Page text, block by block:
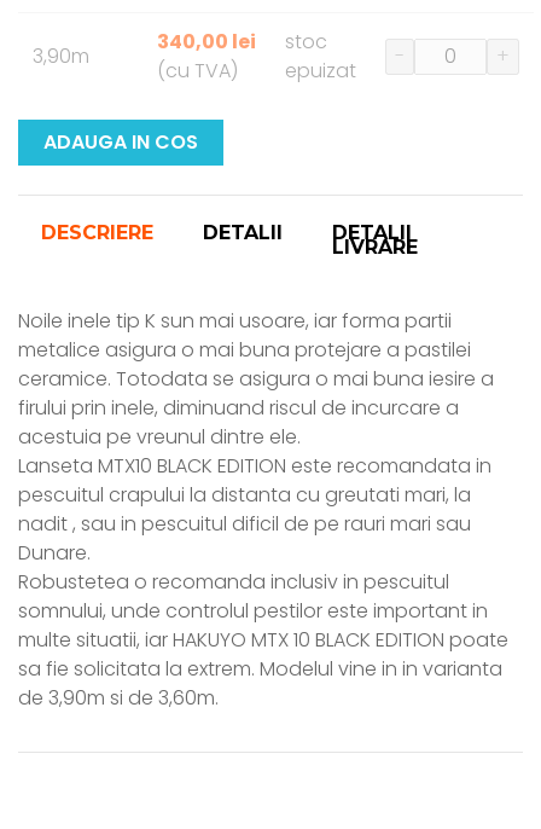
3,90m
340,00 lei
(cu TVA)
stoc
epuizat
- +
ADAUGA IN COS
DESCRIERE DETALII DETALII
LIVRARE
Noile inele tip K sun mai usoare, iar forma partii
metalice asigura o mai buna protejare a pastilei
ceramice. Totodata se asigura o mai buna iesire a
firului prin inele, diminuand riscul de incurcare a
acestuia pe vreunul dintre ele.
Lanseta MTX10 BLACK EDITION este recomandata in
pescuitul crapului la distanta cu greutati mari, la
nadit , sau in pescuitul dificil de pe rauri mari sau
Dunare.
Robustetea o recomanda inclusiv in pescuitul
somnului, unde controlul pestilor este important in
multe situatii, iar HAKUYO MTX 10 BLACK EDITION poate
sa fie solicitata la extrem. Modelul vine in in varianta
de 3,90m si de 3,60m.